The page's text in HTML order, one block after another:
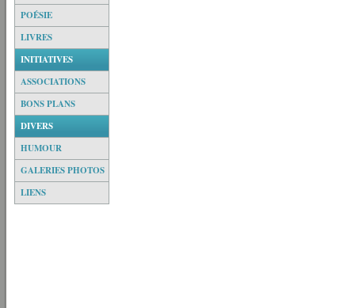
POÉSIE
LIVRES
INITIATIVES
ASSOCIATIONS
BONS PLANS
DIVERS
HUMOUR
GALERIES PHOTOS
LIENS